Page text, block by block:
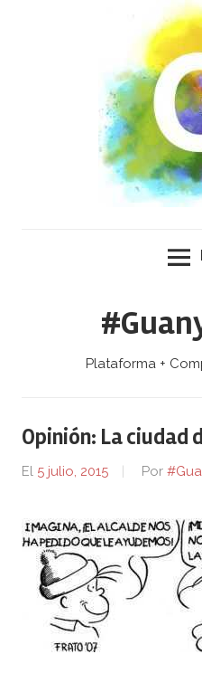
Plataforma +
Opinión: La ciudad
El 5 julio, 2015 Por